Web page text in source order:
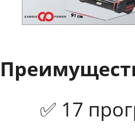
✅ 17